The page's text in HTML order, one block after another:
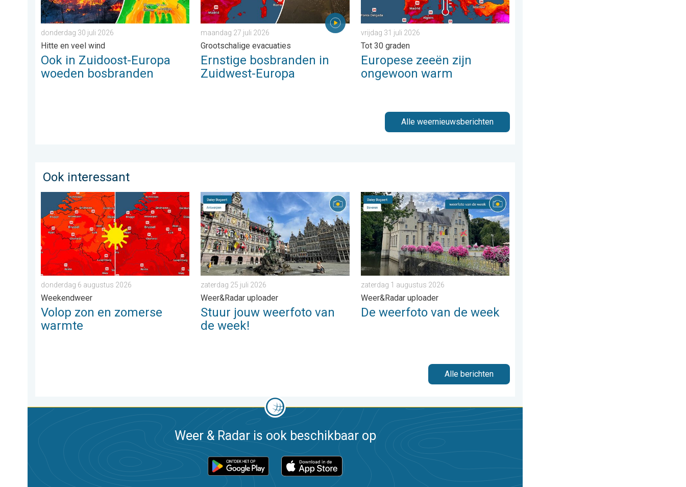
donderdag 30 juli 2026
Hitte en veel wind
Ook in Zuidoost-Europa
woeden bosbranden
maandag 27 juli 2026
Grootschalige evacuaties
Ernstige bosbranden in
Zuidwest-Europa
vrijdag 31 juli 2026
Tot 30 graden
Europese zeeën zijn
ongewoon warm
Alle weernieuwsberichten
Ook interessant
Volop zon en zomerse warmte. Weekendweer. . . donderdag 6 augustus 2026
donderdag 6 augustus 2026
Weekendweer
Volop zon en zomerse
warmte
Stuur jouw weerfoto van de week!. Weer&Radar uploader. . . zaterdag 25 juli 2026
zaterdag 25 juli 2026
Weer&Radar uploader
Stuur jouw weerfoto van
de week!
De weerfoto van de week. Weer&Radar uploader. . . zaterdag 1 augustus 2026
zaterdag 1 augustus 2026
Weer&Radar uploader
De weerfoto van de week
Alle berichten
Weer & Radar is ook beschikbaar op